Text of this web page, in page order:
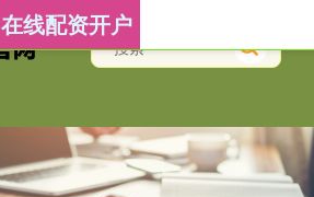
在线配资开户